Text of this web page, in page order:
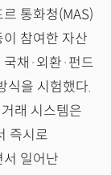
통화청(MAS)
참여한 자산
채·외환·펀드
식을 시험했다.
래 시스템은
즉시로
일어난